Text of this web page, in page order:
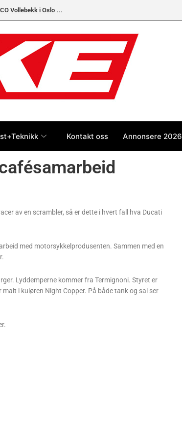
Vollebekk i Oslo
Kontakt oss Annonsere 2026
av en scrambler, så er dette i hvert fall hva Ducati
med motorsykkelprodusenten. Sammen med en
Lyddemperne kommer fra Termignoni. Styret er
i kuløren Night Copper. På både tank og sal ser